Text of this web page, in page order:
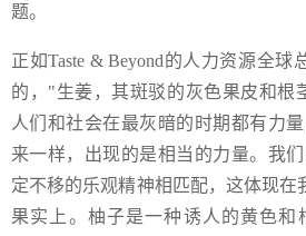
题。
正如Taste & Beyond的人力资源全球
的，"生姜，其斑驳的灰色果皮和根
人们和社会在最灰暗的时期都有力
来一样，出现的是相当的力量。我
定不移的乐观精神相匹配，这体现在
果实上。柚子是一种诱人的黄色和